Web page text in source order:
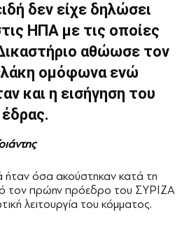
δεν είχε δηλώσει
ΗΠΑ με τις οποίες
αθώωσε τον
ομόφωνα ενώ
και η εισήγηση του
όσα ακούστηκαν κατά τη
τον πρώην πρόεδρο του ΣΥΡΙΖΑ
λειτουργία του κόμματος.